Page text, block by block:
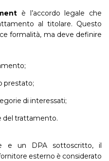
è l’accordo legale che
al titolare. Questo
formalità, ma deve definire
prestato;
di interessati;
del trattamento.
e un DPA sottoscritto, il
esterno è considerato